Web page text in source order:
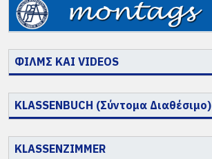
ΦΙΛΜΣ ΚΑΙ VIDEOS
KLASSENBUCH (Σύντομα Διαθέσιμο)
KLASSENZIMMER